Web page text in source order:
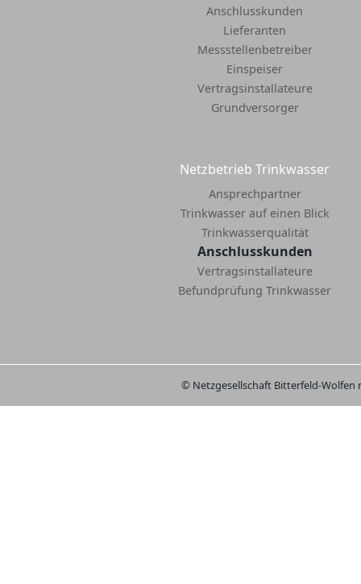
Anschlusskunden
Lieferanten
Messstellenbetreiber
Einspeiser
Vertragsinstallateure
Grundversorger
Netzbetrieb Trinkwasser
Ansprechpartner
Trinkwasser auf einen Blick
Trinkwasserqualität
Anschlusskunden
Vertragsinstallateure
Befundprüfung Trinkwasser
© Netzgesellschaft Bitterfeld-Wolfen